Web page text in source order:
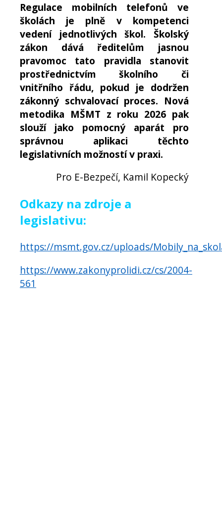
Regulace mobilních telefonů ve
školách je plně v kompetenci
vedení jednotlivých škol. Školský
zákon dává ředitelům jasnou
pravomoc tato pravidla stanovit
prostřednictvím školního či
vnitřního řádu, pokud je dodržen
zákonný schvalovací proces. Nová
metodika MŠMT z roku 2026 pak
slouží jako pomocný aparát pro
správnou aplikaci těchto
legislativních možností v praxi.
Pro E-Bezpečí, Kamil Kopecký
Odkazy na zdroje a
legislativu:
https://msmt.gov.cz/uploads/
https://www.zakonyprolidi.cz/cs/2004-
561